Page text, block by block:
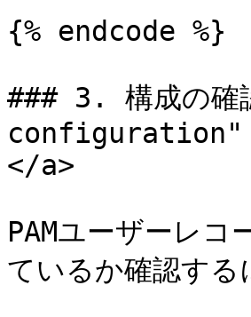
{% endcode %}
### 3. 構成の
</a>
PAMユーザーレ
ているか確認する